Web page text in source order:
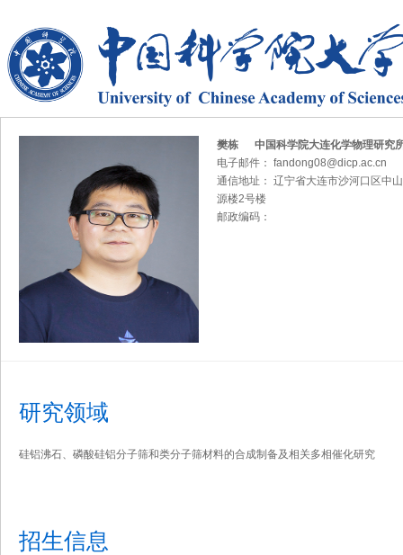
樊栋 中国科学院大连化学物理研究
电子邮件： fandong08@dicp.ac.cn
通信地址： 辽宁省大连市沙河口区中
源楼2号楼
邮政编码：
研究领域
硅铝沸石、磷酸硅铝分子筛和类分子筛材料的合成制备及相关多相催化研究
招生信息